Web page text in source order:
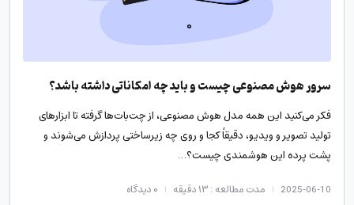
سرور هوش مصنوعی چیست و باید چه امکاناتی داشته باشد؟
فکر می‌کنید این همه مدل هوش مصنوعی، از چت‌بات‌ها گرفته تا ابزارهای
تولید تصویر و ویدیو، دقیقاً کجا و روی چه زیرساختی پردازش می‌‌شوند و
پشت پرده این هوشمندی چیست؟…
2025-06-10 مدت مطالعه : ۱۳ دقیقه ۰دیدگاه